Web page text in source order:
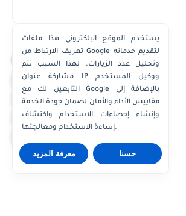
واتساب الكويت
واتساب قطر
واتساب عُمان
يستخدم الموقع الإلكتروني هذا ملفات
تعريف الارتباط من Google لتقديم خدماته
وتحليل عدد الزيارات. لهذا السبب تتم
مشاركة عنوان IP ووكيل المستخدم
التابعين لك مع Google بالإضافة إلى
مقاييس الأداء والأمان لضمان جودة الخدمة
وإنشاء إحصاءات الاستخدام واكتشاف
إساءة الاستخدام ومعالجتها.
معرفة المزيد حسنا